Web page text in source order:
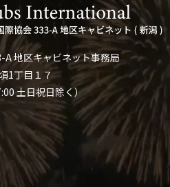
地区キャビネット事務局
1丁目１７
土日祝日除く）